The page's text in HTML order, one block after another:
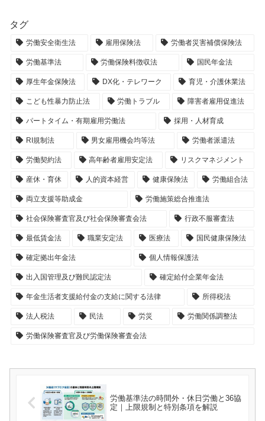
タグ
労働安全衛生法 雇用保険法 労働者災害補償保険法
労働基準法 労働保険料徴収法 国民年金法
厚生年金保険法 DX化・テレワーク 育児・介護休業法
こども性暴力防止法 労働トラブル 障害者雇用促進法
パートタイム・有期雇用労働法 採用・人材育成
RI規制法 男女雇用機会均等法 労働者派遣法
労働契約法 高年齢者雇用安定法 リスクマネジメント
産休・育休 人的資本経営 健康保険法 労働組合法
両立支援等助成金 労働施策総合推進法
社会保険審査官及び社会保険審査会法 行政不服審査法
最低賃金法 職業安定法 医療法 国民健康保険法
確定拠出年金法 個人情報保護法
出入国管理及び難民認定法 確定給付企業年金法
年金生活者支援給付金の支給に関する法律 所得税法
法人税法 民法 労災 労働関係調整法
労働保険審査官及び労働保険審査会法
労働基準法の時間外・休日労働と36協
定｜上限規制と特別条項を解説